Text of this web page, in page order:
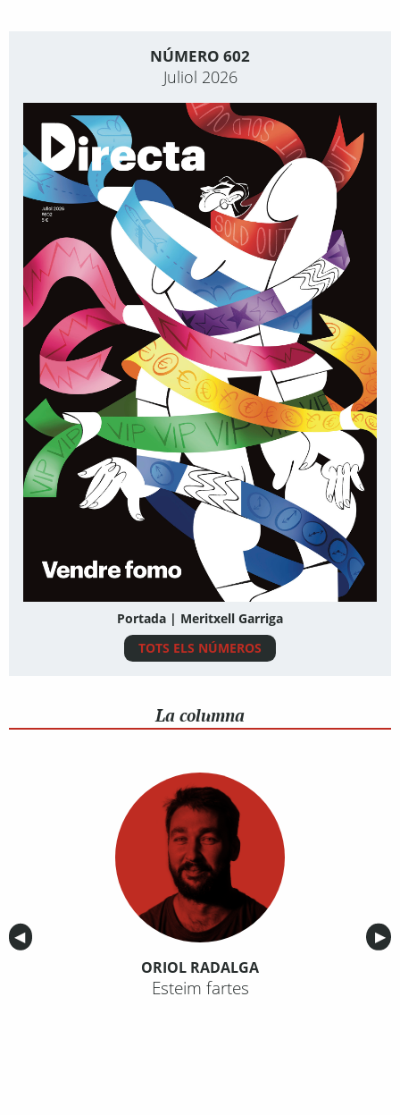
NÚMERO 602
Juliol 2026
Portada | Meritxell Garriga
TOTS ELS NÚMEROS
La columna
Anterior
◀︎ ▶︎
ORIOL RADALGA
Esteim fartes